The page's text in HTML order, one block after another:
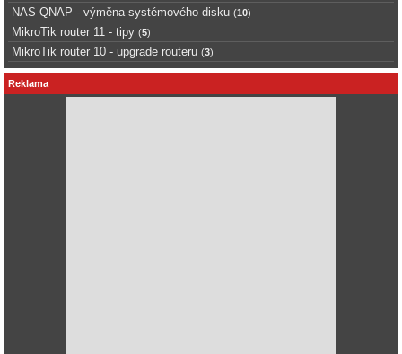
NAS QNAP - výměna systémového disku (10)
MikroTik router 11 - tipy (5)
MikroTik router 10 - upgrade routeru (3)
Reklama